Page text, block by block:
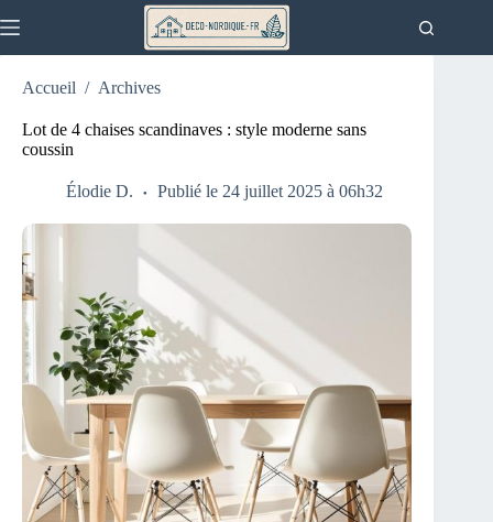
au
Accueil / Archives
Lot de 4 chaises scandinaves : style moderne sans
coussin
Élodie D. Publié le 24 juillet 2025 à 06h32